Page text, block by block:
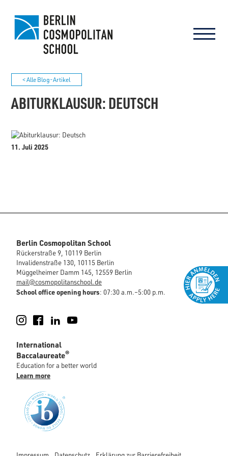
< Alle Blog-Artikel
ABITURKLAUSUR: DEUTSCH
11. Juli 2025
Berlin Cosmopolitan School
Rückerstraße 9, 10119 Berlin
Invalidenstraße 130, 10115 Berlin
Müggelheimer Damm 145, 12559 Berlin
mail@cosmopolitanschool.de
School office opening hours: 07:30 a.m.–5:00 p.m.
Instagram
FacebookLinkedIn
International
Baccalaureate®
Education for a better world
Learn more